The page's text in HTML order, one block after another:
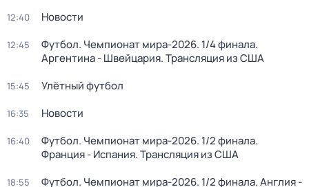
12:40 Новости
12:45
Футбол. Чемпионат мира-2026. 1/4 финала.
Аргентина - Швейцария. Трансляция из США
15:45 Улётный футбол
16:35 Новости
16:40
Футбол. Чемпионат мира-2026. 1/2 финала.
Франция - Испания. Трансляция из США
18:55
Футбол. Чемпионат мира-2026. 1/2 финала. Англия -